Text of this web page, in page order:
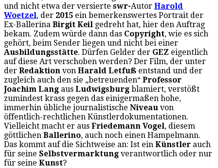
und nicht etwa der versierte swr-Autor Harold
Woetzel, der 2015 ein bemerkenswertes Portrait der
Ex-Ballerina Birgit Keil gedreht hat, hier den Auftrag
bekam. Zudem würde dann das Copyright, wie es sich
gehört, beim Sender liegen und nicht bei einer
Ausbildungsstätte. Dürfen Gelder der GEZ eigentlich
auf diese Art verschoben werden? Der Film, der unter
der Redaktion von Harald Letfuß entstand und der
zugleich auch den sie „betreuenden“ Professor
Joachim Lang aus Ludwigsburg blamiert, verstößt
zumindest krass gegen das einigermaßen hohe,
immerhin übliche journalistische Niveau von
öffentlich-rechtlichen Künstlerdokumentationen.
Vielleicht macht er aus Friedemann Vogel, diesem
göttlichen Ballerino, auch noch einen Hampelmann.
Das kommt auf die Sichtweise an: Ist ein Künstler auch
für seine Selbstvermarktung verantwortlich oder nur
für seine Kunst?